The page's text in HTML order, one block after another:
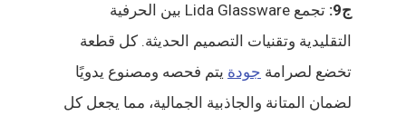
ج9:
تجمع Lida Glassware بين الحرفية
التقليدية وتقنيات التصميم الحديثة. كل قطعة
تخضع لصرامة جودة يتم فحصه ومصنوع يدويًا
لضمان المتانة والجاذبية الجمالية، مما يجعل كل